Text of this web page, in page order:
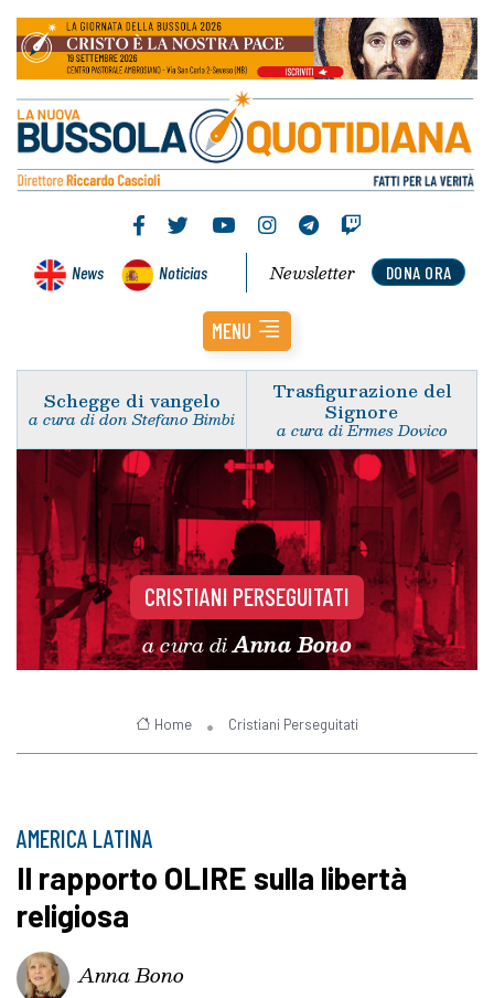
News Noticias DONA ORA
Newsletter
MENU
Schegge di vangelo
a cura di don Stefano Bimbi
Trasfigurazione del
Signore
a cura di Ermes Dovico
CRISTIANI PERSEGUITATI
a cura diAnna Bono
Home Cristiani Perseguitati
AMERICA LATINA
Il rapporto OLIRE sulla libertà
religiosa
Anna Bono